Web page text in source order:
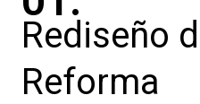
Rediseño
Reforma